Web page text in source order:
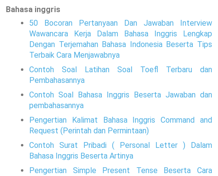
Bahasa inggris
50 Bocoran Pertanyaan Dan Jawaban Interview
Wawancara Kerja Dalam Bahasa Inggris Lengkap
Dengan Terjemahan Bahasa Indonesia Beserta Tips
Terbaik Cara Menjawabnya
Contoh Soal Latihan Soal Toefl Terbaru dan
Pembahasannya
Contoh Soal Bahasa Inggris Beserta Jawaban dan
pembahasannya
Pengertian Kalimat Bahasa Inggris Command and
Request (Perintah dan Permintaan)
Contoh Surat Pribadi ( Personal Letter ) Dalam
Bahasa Inggris Beserta Artinya
Pengertian Simple Present Tense Beserta Cara